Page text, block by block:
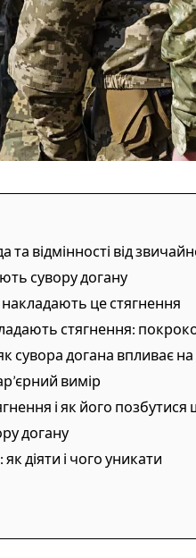
відмінності від
сувору догану
це стягнення
стягнення:
сувора догана впливає
вимір
і як його
догану
діяти і чого уникати